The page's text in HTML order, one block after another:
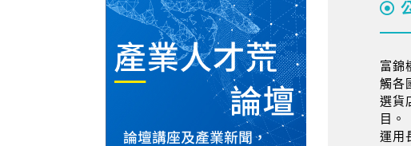
富錦
觸各
選貨
目。
運用